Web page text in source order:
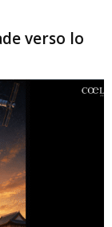
verso lo